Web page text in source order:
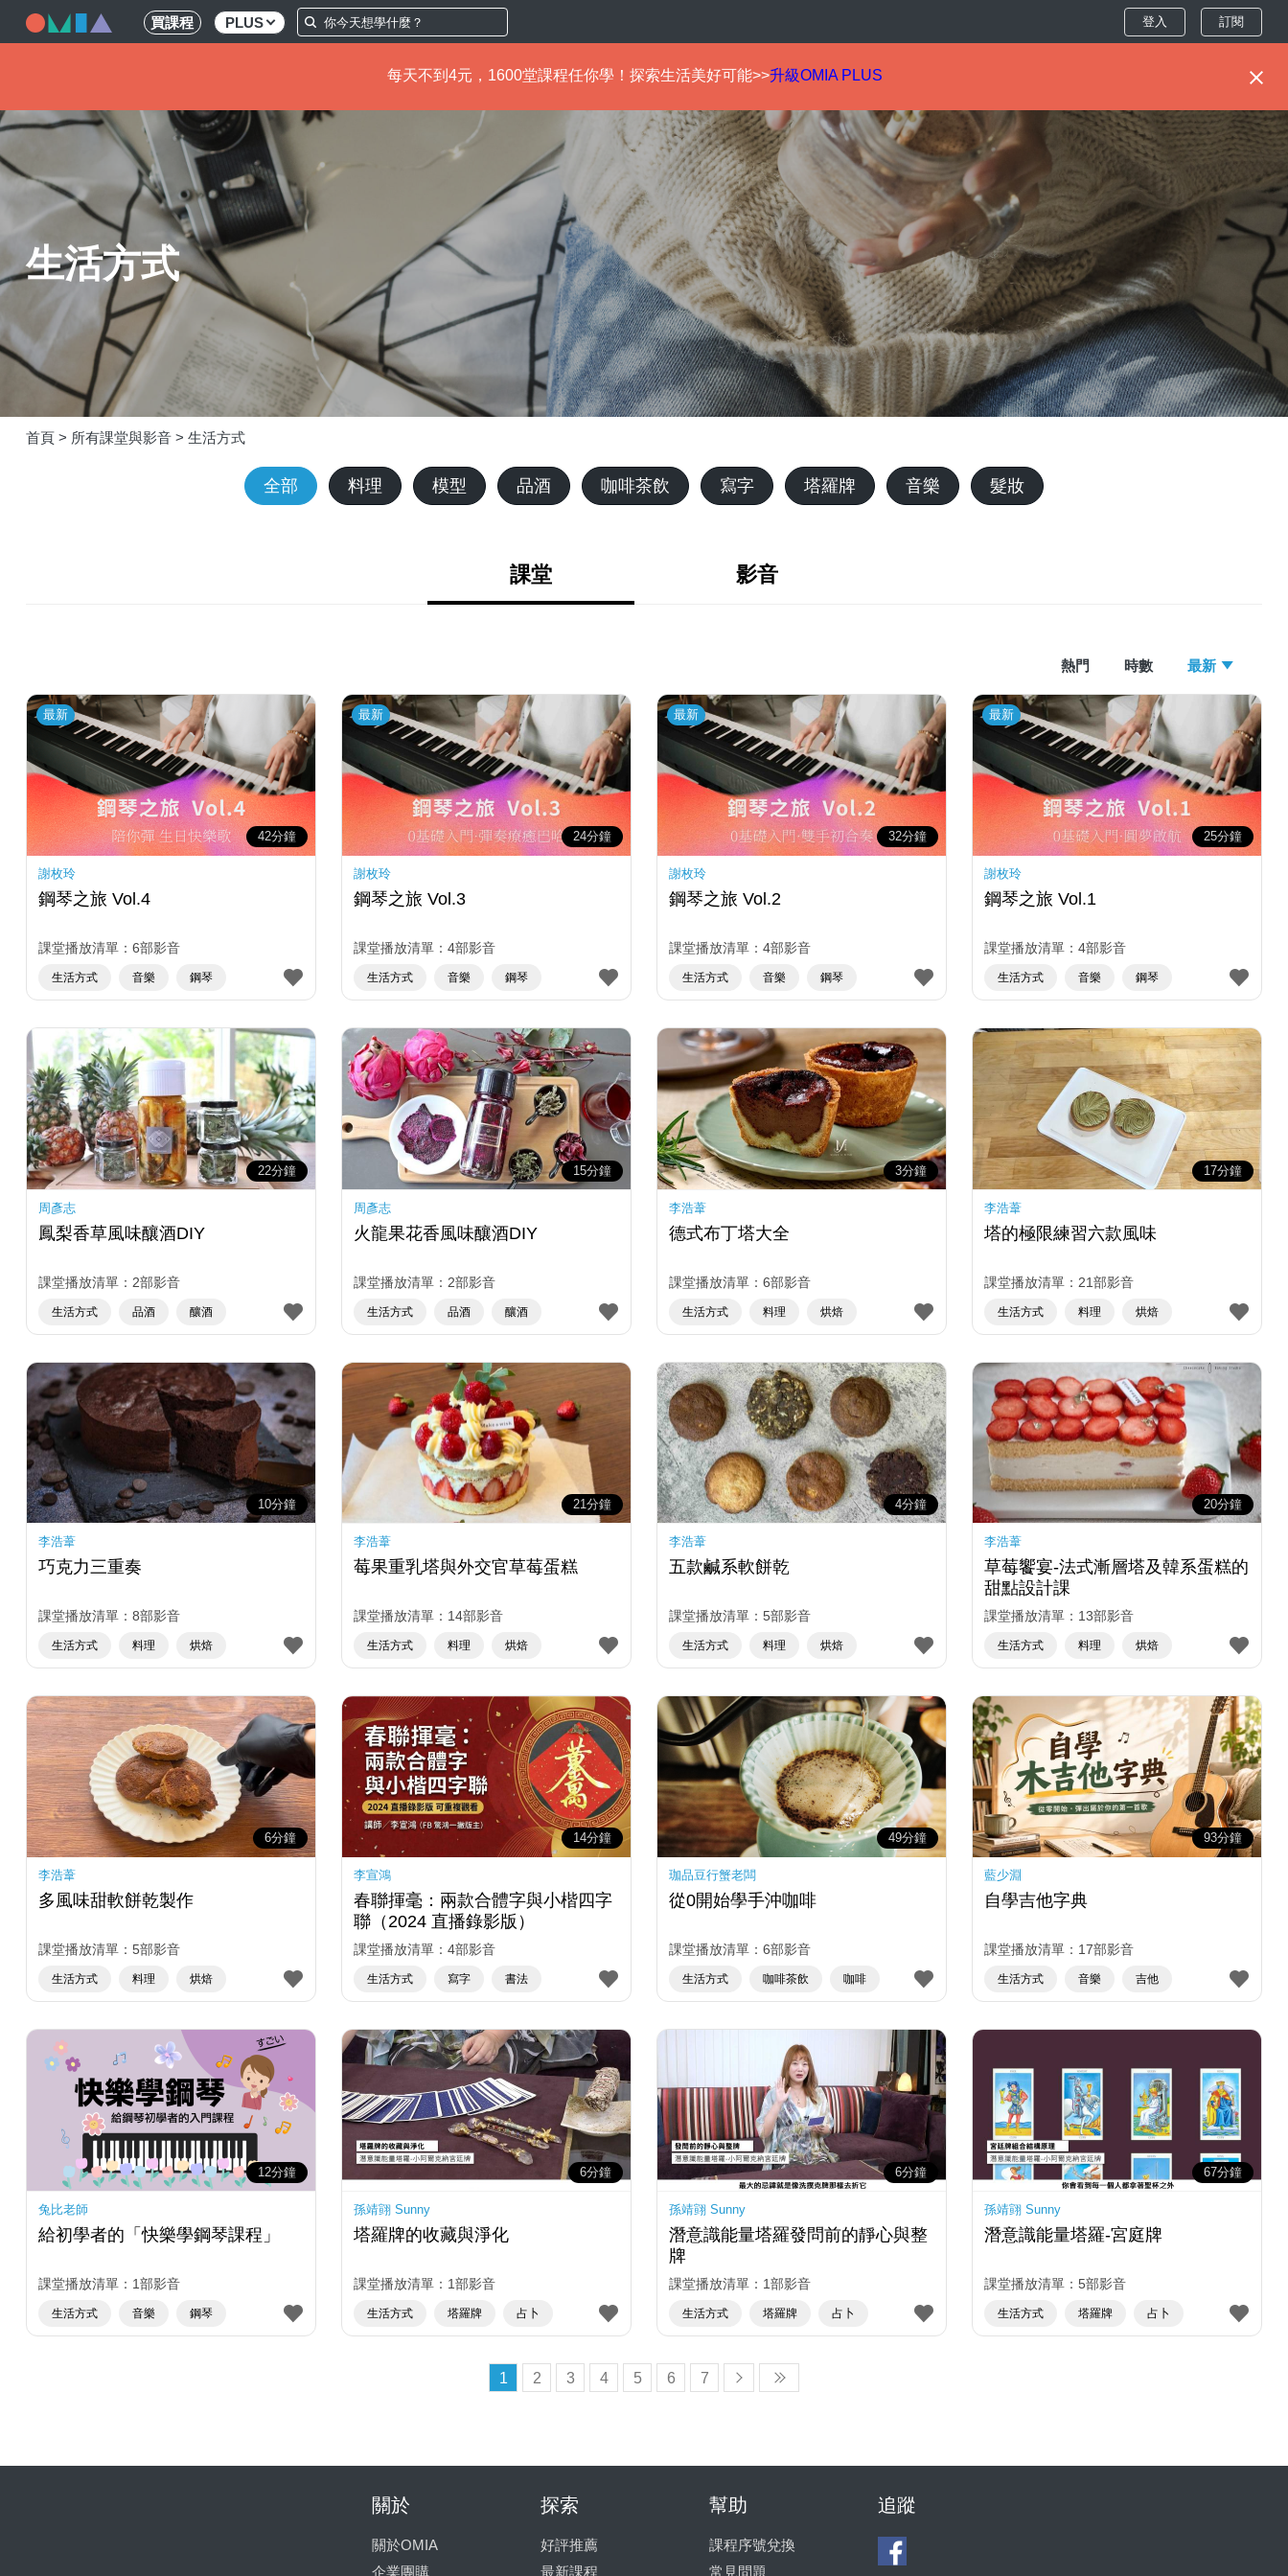
移
主
內
買課程 PLUS 登入 訂閱
每天不到4元，1600堂課程任你學！探索生活美好可能>>升級OMIA PLUS
生活方式
首頁 > 所有課堂與影音 > 生活方式
全部 料理 模型 品酒 咖啡茶飲 寫字 塔羅牌 音樂 髮妝
課堂 影音
熱門 時數 最新
最新
42分鐘
謝枚玲
鋼琴之旅 Vol.4
課堂播放清單：6部影音
生活方式 音樂 鋼琴
最新
24分鐘
謝枚玲
鋼琴之旅 Vol.3
課堂播放清單：4部影音
生活方式 音樂 鋼琴
最新
32分鐘
謝枚玲
鋼琴之旅 Vol.2
課堂播放清單：4部影音
生活方式 音樂 鋼琴
最新
25分鐘
謝枚玲
鋼琴之旅 Vol.1
課堂播放清單：4部影音
生活方式 音樂 鋼琴
22分鐘
周彥志
鳳梨香草風味釀酒DIY
課堂播放清單：2部影音
生活方式 品酒 釀酒
15分鐘
周彥志
火龍果花香風味釀酒DIY
課堂播放清單：2部影音
生活方式 品酒 釀酒
3分鐘
李浩葦
德式布丁塔大全
課堂播放清單：6部影音
生活方式 料理 烘焙
17分鐘
李浩葦
塔的極限練習六款風味
課堂播放清單：21部影音
生活方式 料理 烘焙
10分鐘
李浩葦
巧克力三重奏
課堂播放清單：8部影音
生活方式 料理 烘焙
21分鐘
李浩葦
莓果重乳塔與外交官草莓蛋糕
課堂播放清單：14部影音
生活方式 料理 烘焙
4分鐘
李浩葦
五款鹹系軟餅乾
課堂播放清單：5部影音
生活方式 料理 烘焙
20分鐘
李浩葦
草莓饗宴-法式漸層塔及韓系蛋糕的
甜點設計課
課堂播放清單：13部影音
生活方式 料理 烘焙
6分鐘
李浩葦
多風味甜軟餅乾製作
課堂播放清單：5部影音
生活方式 料理 烘焙
14分鐘
李宣鴻
春聯揮毫：兩款合體字與小楷四字
聯（2024 直播錄影版）
課堂播放清單：4部影音
生活方式 寫字 書法
49分鐘
珈品豆行蟹老闆
從0開始學手沖咖啡
課堂播放清單：6部影音
生活方式 咖啡茶飲 咖啡
93分鐘
藍少淵
自學吉他字典
課堂播放清單：17部影音
生活方式 音樂 吉他
12分鐘
兔比老師
給初學者的「快樂學鋼琴課程」
課堂播放清單：1部影音
生活方式 音樂 鋼琴
6分鐘
孫靖翧 Sunny
塔羅牌的收藏與淨化
課堂播放清單：1部影音
生活方式 塔羅牌 占卜
6分鐘
孫靖翧 Sunny
潛意識能量塔羅發問前的靜心與整
牌
課堂播放清單：1部影音
生活方式 塔羅牌 占卜
67分鐘
孫靖翧 Sunny
潛意識能量塔羅-宮庭牌
課堂播放清單：5部影音
生活方式 塔羅牌 占卜
1 2 3 4 5 6 7
關於
關於OMIA
企業團購
探索
好評推薦
最新課程
幫助
課程序號兌換
常見問題
追蹤